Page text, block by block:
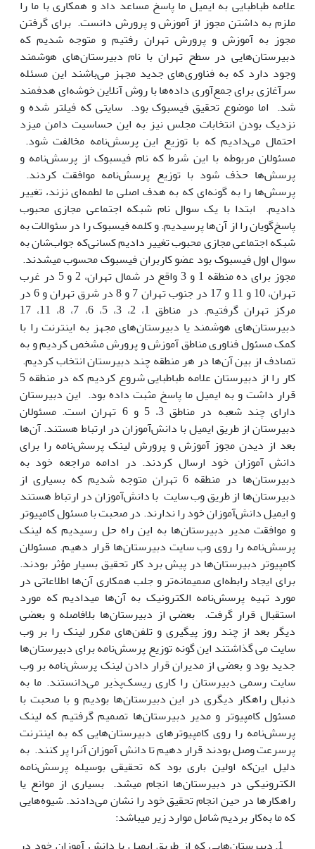
علامه طباطبایی به ایمیل ما پاسخ مساعد داد و همکاری با ما را
ملزم به داشتن مجوز از آموزش و پرورش دانست. برای گرفتن
مجوز به آموزش و پرورش تهران رفتیم و متوجه شدیم که
دبیرستان‌هایی در سطح تهران با نام دبیرستان‌های هوشمند
وجود دارد که به فناوری‌های جدید مجهز می‌باشند این مسئله
سرآغازی برای جمع‌آوری داده‌ها با روش آنلاین خوشه‌ای هدفمند
شد. اما موضوع تحقیق فیسبوک بود. سایتی که فیلتر شده و
نزدیک بودن انتخابات مجلس نیز به این حساسیت دامن میزد
احتمال می‌دادیم که با توزیع این پرسش‌نامه مخالفت شود.
مسئولان مربوطه با این شرط که نام فیسبوک از پرسش‌نامه و
پرسش‌ها حذف شود با توزیع پرسش‌نامه موافقت کردند.
پرسش‌ها را به گونه‌ای که به هدف اصلی ما لطمه‌ای نزند، تغییر
دادیم. ابتدا با یک سوال نام شبکه اجتماعی مجازی محبوب
پاسخ‌گویان را از آن‌ها پرسیدیم. و کلمه فیسبوک را در سئوالات به
شبکه اجتماعی مجازی محبوب تغییر دادیم کسانی‌که جواب‌شان به
سوال اول فیسبوک بود عضو کاربران فیسبوک محسوب میشدند.
مجوز برای ده منطقه 1 و 3 واقع در شمال تهران، 2 و 5 در غرب
تهران، 10 و 11 و 17 در جنوب تهران 7 و 8 در شرق تهران و 6 در
مرکز تهران گرفتیم. در مناطق 1، 2، 3، 5، 6، 7، 8، 11، 17
دبیرستان‌های هوشمند یا دبیرستان‌های مجهز به اینترنت را با
کمک مسئول فناوری مناطق آموزش و پرورش مشخص کردیم و به
تصادف از بین آن‌ها در هر منطقه چند دبیرستان انتخاب کردیم.
کار را از دبیرستان علامه طباطبایی شروع کردیم که در منطقه 5
قرار داشت و به ایمیل ما پاسخ مثبت داده بود. این دبیرستان
دارای چند شعبه در مناطق 3‏، 5 و 6 تهران است. مسئولان
دبیرستان از طریق ایمیل با دانش‌آموزان در ارتباط هستند. آن‌ها
بعد از دیدن مجوز آموزش و پرورش لینک پرسش‌نامه را برای
دانش آموزان خود ارسال کردند. در ادامه مراجعه خود به
دبیرستان‌ها در منطقه 6 تهران متوجه شدیم که بسیاری از
دبیرستان‌ها از طریق وب سایت با دانش‌آموزان در ارتباط هستند
و ایمیل دانش‌آموزان خود را ندارند. در صحبت با مسئول کامپیوتر
و موافقت مدیر دبیرستان‌ها به این راه حل رسیدیم که لینک
پرسش‌نامه را روی وب سایت دبیرستان‌ها قرار دهیم. مسئولان
کامپیوتر دبیرستان‌ها در پیش برد کار تحقیق بسیار مؤثر بودند.
برای ایجاد رابطه‌ای صمیمانه‌تر و جلب همکاری آن‌ها اطلاعاتی در
مورد تهیه پرسش‌نامه الکترونیک به آن‌ها میدادیم که مورد
استقبال قرار گرفت. بعضی از دبیرستان‌ها بلافاصله و بعضی
دیگر بعد از چند روز پیگیری و تلفن‌های مکرر لینک را بر وب
سایت می گذاشتند این گونه توزیع پرسش‌نامه برای دبیرستان‌ها
جدید بود و بعضی از مدیران قرار دادن لینک پرسش‌نامه بر وب
سایت رسمی دبیرستان را کاری ریسک‌پذیر می‌دانستند. ما به
دنبال راهکار دیگری در این دبیرستان‌ها بودیم و با صحبت با
مسئول کامپیوتر و مدیر دبیرستان‌ها تصمیم گرفتیم که لینک
پرسش‌نامه را روی کامپیوترهای دبیرستان‌هایی که به اینترنت
پرسرعت وصل بودند قرار دهیم تا دانش آموزان آنرا پر کنند. به
دلیل این‌که اولین باری بود که تحقیقی بوسیله پرسش‌نامه
الکترونیکی در دبیرستان‌ها انجام میشد. بسیاری از موانع یا
راهکارها در حین انجام تحقیق خود را نشان می‌دادند. شیوه‌هایی
که ما به‌کار بردیم شامل موارد زیر می­باشد: